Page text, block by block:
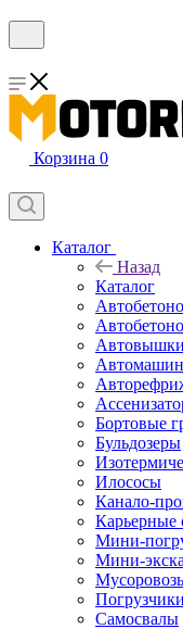
Корзина 0
Каталог
Назад
Каталог
Автовышки
Бортовые
Бульдозеры
Илососы
Канало-
Карьерные
Мини-
Мини-
Самосвалы